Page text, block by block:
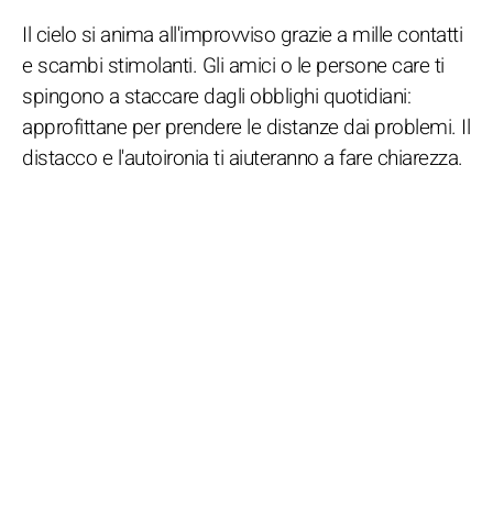
Il cielo si anima all'improvviso grazie a mille contatti
e scambi stimolanti. Gli amici o le persone care ti
spingono a staccare dagli obblighi quotidiani:
approfittane per prendere le distanze dai problemi. Il
distacco e l'autoironia ti aiuteranno a fare chiarezza.